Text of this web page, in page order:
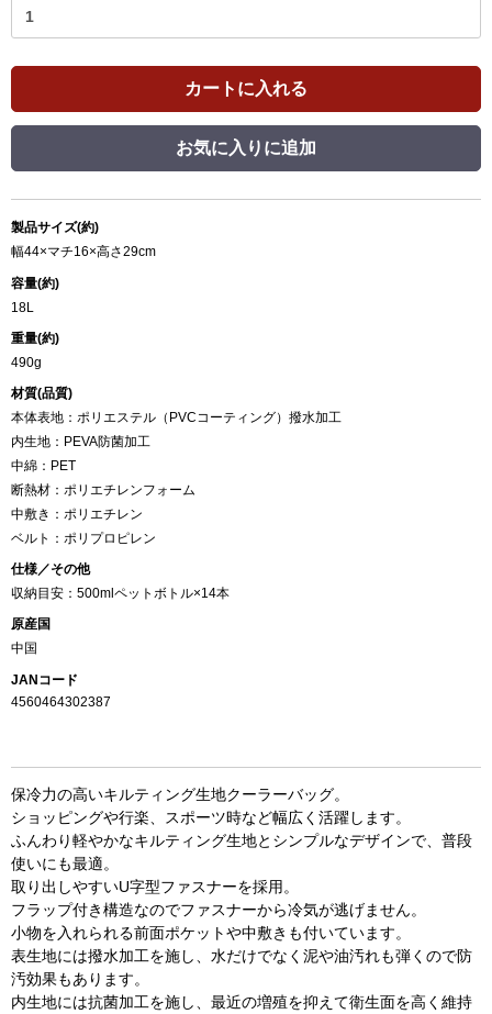
カートに入れる
お買い物を続ける カートへ進む
お気に入りに追加
製品サイズ(約)
幅44×マチ16×高さ29cm
容量(約)
18L
重量(約)
490g
材質(品質)
本体表地：ポリエステル（PVCコーティング）撥水加工
内生地：PEVA防菌加工
中綿：PET
断熱材：ポリエチレンフォーム
中敷き：ポリエチレン
ベルト：ポリプロピレン
仕様／その他
収納目安：500mlペットボトル×14本
原産国
中国
JANコード
4560464302387
保冷力の高いキルティング生地クーラーバッグ。
ショッピングや行楽、スポーツ時など幅広く活躍します。
ふんわり軽やかなキルティング生地とシンプルなデザインで、普段
使いにも最適。
取り出しやすいU字型ファスナーを採用。
フラップ付き構造なのでファスナーから冷気が逃げません。
小物を入れられる前面ポケットや中敷きも付いています。
表生地には撥水加工を施し、水だけでなく泥や油汚れも弾くので防
汚効果もあります。
内生地には抗菌加工を施し、最近の増殖を抑えて衛生面を高く維持